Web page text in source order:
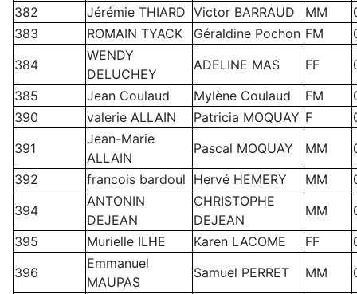
382
Jérémie THIARD Victor BARRAUD MM
383
ROMAIN TYACK Géraldine Pochon FM
384
WENDY
DELUCHEY
ADELINE MAS FF
385
Jean Coulaud Mylène Coulaud FM
390
valerie ALLAIN Patricia MOQUAY F
391
Jean-Marie
ALLAIN
Pascal MOQUAY MM
392
francois bardoul Hervé HEMERY MM
394
ANTONIN
DEJEAN
CHRISTOPHE
DEJEAN
MM
395
Murielle ILHE Karen LACOME FF
396
Emmanuel
MAUPAS
Samuel PERRET MM